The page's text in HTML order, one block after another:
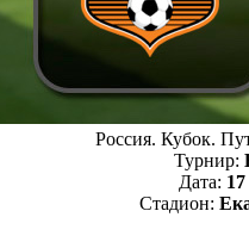
Россия. Кубок.
Турнир:
Дата:
Стадион: